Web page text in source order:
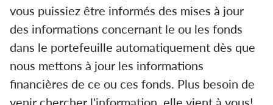
vous puissiez être informés des mises à jour
des informations concernant le ou les fonds
dans le portefeuille automatiquement dès que
nous mettons à jour les informations
financières de ce ou ces fonds. Plus besoin de
venir chercher l'information, elle vient à vous!